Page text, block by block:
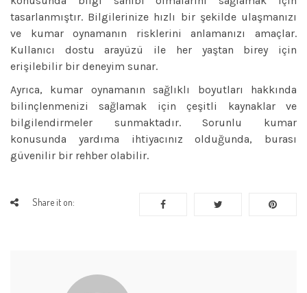
tasarlanmıştır. Bilgilerinize hızlı bir şekilde ulaşmanızı
ve kumar oynamanın risklerini anlamanızı amaçlar.
Kullanıcı dostu arayüzü ile her yaştan birey için
erişilebilir bir deneyim sunar.
Ayrıca, kumar oynamanın sağlıklı boyutları hakkında
bilinçlenmenizi sağlamak için çeşitli kaynaklar ve
bilgilendirmeler sunmaktadır. Sorunlu kumar
konusunda yardıma ihtiyacınız olduğunda, burası
güvenilir bir rehber olabilir.
Share it on: